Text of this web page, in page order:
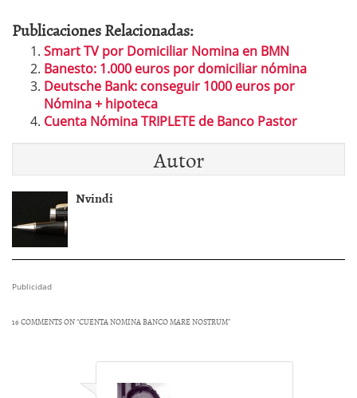
Publicaciones Relacionadas:
Smart TV por Domiciliar Nomina en BMN
Banesto: 1.000 euros por domiciliar nómina
Deutsche Bank: conseguir 1000 euros por
Nómina + hipoteca
Cuenta Nómina TRIPLETE de Banco Pastor
Autor
Nvindi
Publicidad
16 COMMENTS ON “CUENTA NOMINA BANCO MARE NOSTRUM”